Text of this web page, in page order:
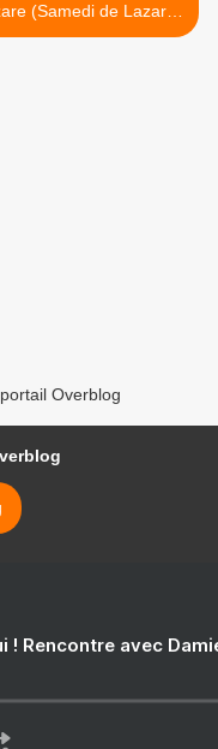
(Samedi de Lazare)
>
Overblog
! Rencontre avec